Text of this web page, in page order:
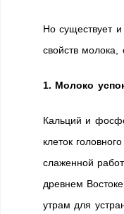
Но существует
свойств
1. Молоко
Кальций и
клеток
слаженной
древнем
утрам для